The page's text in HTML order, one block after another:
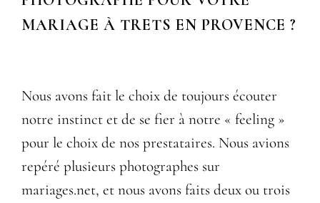
MARIAGE À TRETS EN PROVENCE ?
Nous avons fait le choix de toujours écouter
notre instinct et de se fier à notre « feeling »
pour le choix de nos prestataires. Nous avions
repéré plusieurs photographes sur
mariages.net, et nous avons faits deux ou trois